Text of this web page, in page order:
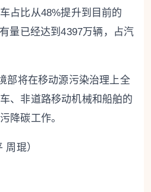
占比从48%提升到目前的
量已经达到4397万辆，占汽
部将在移动源污染治理上全
、非道路移动机械和船舶的
降碳工作。
周琨）